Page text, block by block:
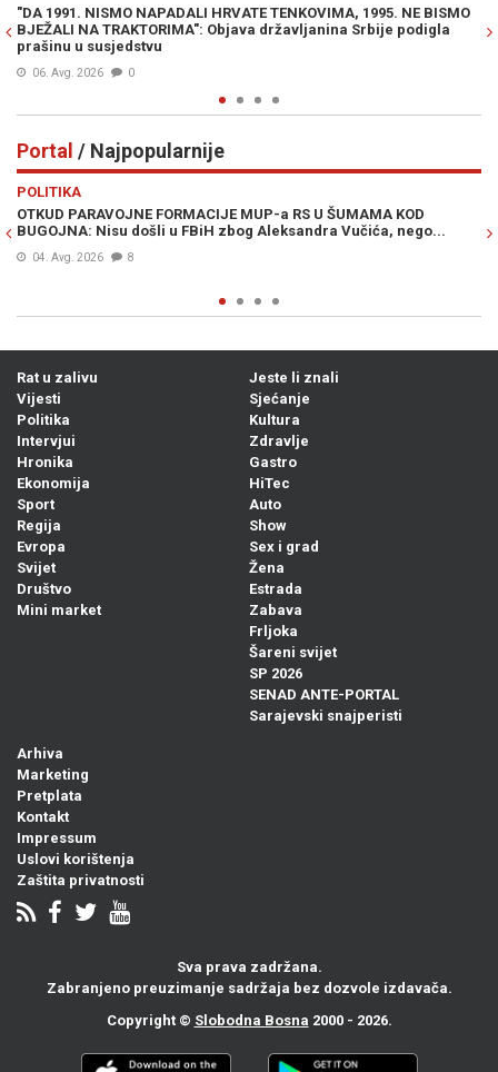
"DA 1991. NISMO NAPADALI HRVATE TENKOVIMA, 1995. NE BISMO
BJEŽALI NA TRAKTORIMA": Objava državljanina Srbije podigla
prašinu u susjedstvu
06. Avg. 2026 0
Portal / Najpopularnije
POLITIKA
OTKUD PARAVOJNE FORMACIJE MUP-a RS U ŠUMAMA KOD
BUGOJNA: Nisu došli u FBiH zbog Aleksandra Vučića, nego...
04. Avg. 2026 8
Rat u zalivu
Vijesti
Politika
Intervjui
Hronika
Ekonomija
Sport
Regija
Evropa
Svijet
Društvo
Mini market
Jeste li znali
Sjećanje
Kultura
Zdravlje
Gastro
HiTec
Auto
Show
Sex i grad
Žena
Estrada
Zabava
Frljoka
Šareni svijet
SP 2026
SENAD ANTE-PORTAL
Sarajevski snajperisti
Arhiva
Marketing
Pretplata
Kontakt
Impressum
Uslovi korištenja
Zaštita privatnosti
Sva prava zadržana.
Zabranjeno preuzimanje sadržaja bez dozvole izdavača.
Copyright © Slobodna Bosna 2000 - 2026.